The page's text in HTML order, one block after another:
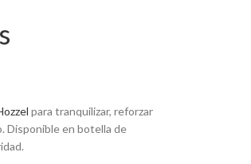
para tranquilizar, reforzar
Disponible en botella de